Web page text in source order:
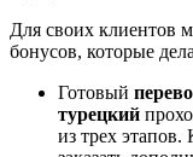
Для своих клиентов
бонусов, которые
Готовый
турецкий
из трех